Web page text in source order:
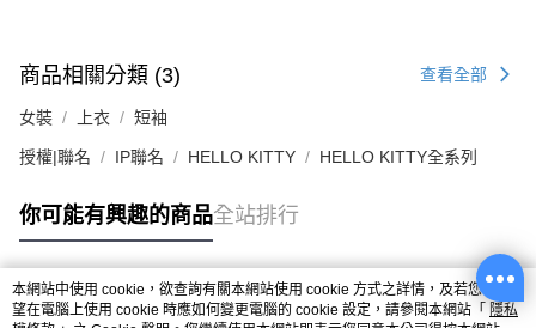
商品相關分類 (3) 查看全部
女裝 上衣 短袖
授權|聯名 IP聯名 HELLO KITTY HELLO KITTY全系列
你可能有興趣的商品全站排行
熱門標籤
本網站中使用 cookie，欲查詢有關本網站使用 cookie 方式之詳情，及若您不希
望在電腦上使用 cookie 時應如何變更電腦的 cookie 設定，請參閱本網站「 隱私